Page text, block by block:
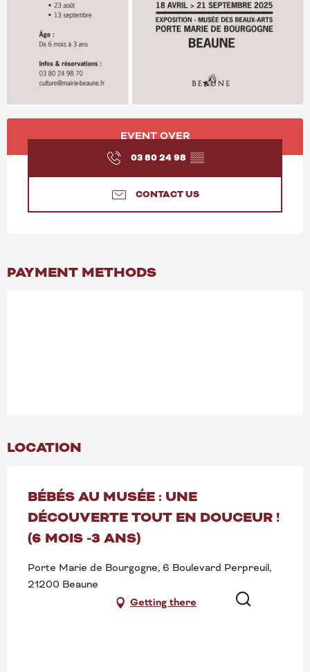
OPENING HOURS &
EVENT OVER
03 80 24 98 ▒▒
CONTACT US
PAYMENT METHODS
LOCATION
BÉBÉS AU MUSÉE : UNE
DÉCOUVERTE TOUT EN DOUCEUR !
(6 MOIS -3 ANS)
Porte Marie de Bourgogne, 6 Boulevard Perpreuil,
21200 Beaune
Getting there